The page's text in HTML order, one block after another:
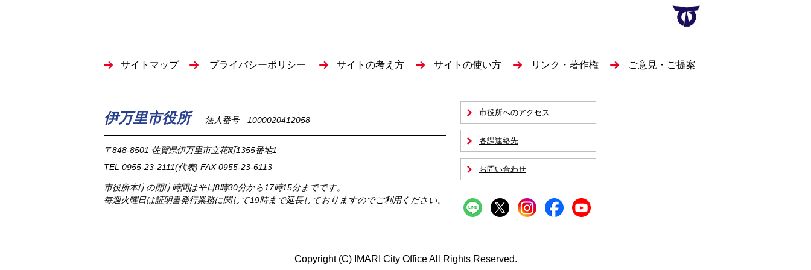
サイトマップ プライバシーポリシー サイトの考え方 サイトの使い方 リンク・著作権 ご意見・ご提案
伊万里市役所 法人番号 1000020412058
〒848-8501 佐賀県伊万里市立花町1355番地1
TEL 0955-23-2111(代表) FAX 0955-23-6113
市役所本庁の開庁時間は平日8時30分から17時15分までです。
毎週火曜日は証明書発行業務に関して19時まで延長しておりますのでご利用ください。
市役所へのアクセス
各課連絡先
お問い合わせ
Copyright (C) IMARI City Office All Rights Reserved.